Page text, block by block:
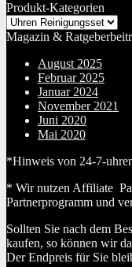
Produkt-Kategorien
Magazin &
August 2025
Februar 2025
Januar 2024
November 2021
Juni 2020
Mai 2020
*Hinweis von 24-7-
* Wir nutzen Affiliate
Partnerprogramm und
Sollten Sie nach dem
kaufen, so können wir
Der Endpreis für Sie